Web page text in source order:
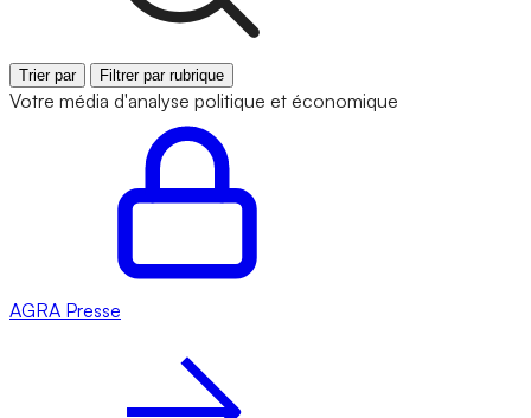
Trier par Filtrer par rubrique
Votre média d'analyse politique et économique
AGRA Presse